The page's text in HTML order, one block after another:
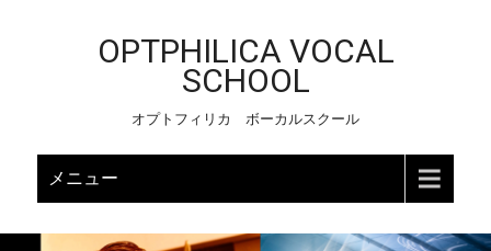
OPTPHILICA VOCAL
SCHOOL
オプトフィリカ ボーカルスクール
メニュー